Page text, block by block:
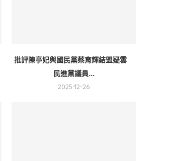
批評陳亭妃與國民黨蔡育輝結盟疑雲
民進黨議員...
2025-12-26